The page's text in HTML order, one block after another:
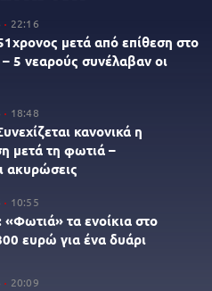
22:16
μετά από επίθεση στο
5 νεαρούς συνέλαβαν οι
18:48
κανονικά η
μετά τη φωτιά –
ακυρώσεις
10:55
«Φωτιά» τα ενοίκια στο
ευρώ για ένα δυάρι
20:09